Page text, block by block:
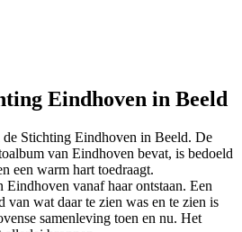
Eindhoven in Beeld
Stichting Eindhoven in Beeld. De
van Eindhoven bevat, is bedoeld
een warm hart toedraagt.
vanaf haar ontstaan. Een
van wat daar te zien was en te zien is
samenleving toen en nu. Het